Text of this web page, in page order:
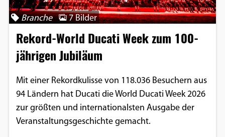
Branche 7 Bilder
Rekord-World Ducati Week zum 100-
jährigen Jubiläum
Mit einer Rekordkulisse von 118.036 Besuchern aus
94 Ländern hat Ducati die World Ducati Week 2026
zur größten und internationalsten Ausgabe der
Veranstaltungsgeschichte gemacht.